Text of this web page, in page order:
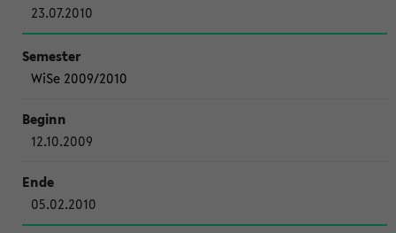
23.07.2010
WiSe 2009/2010
12.10.2009
05.02.2010